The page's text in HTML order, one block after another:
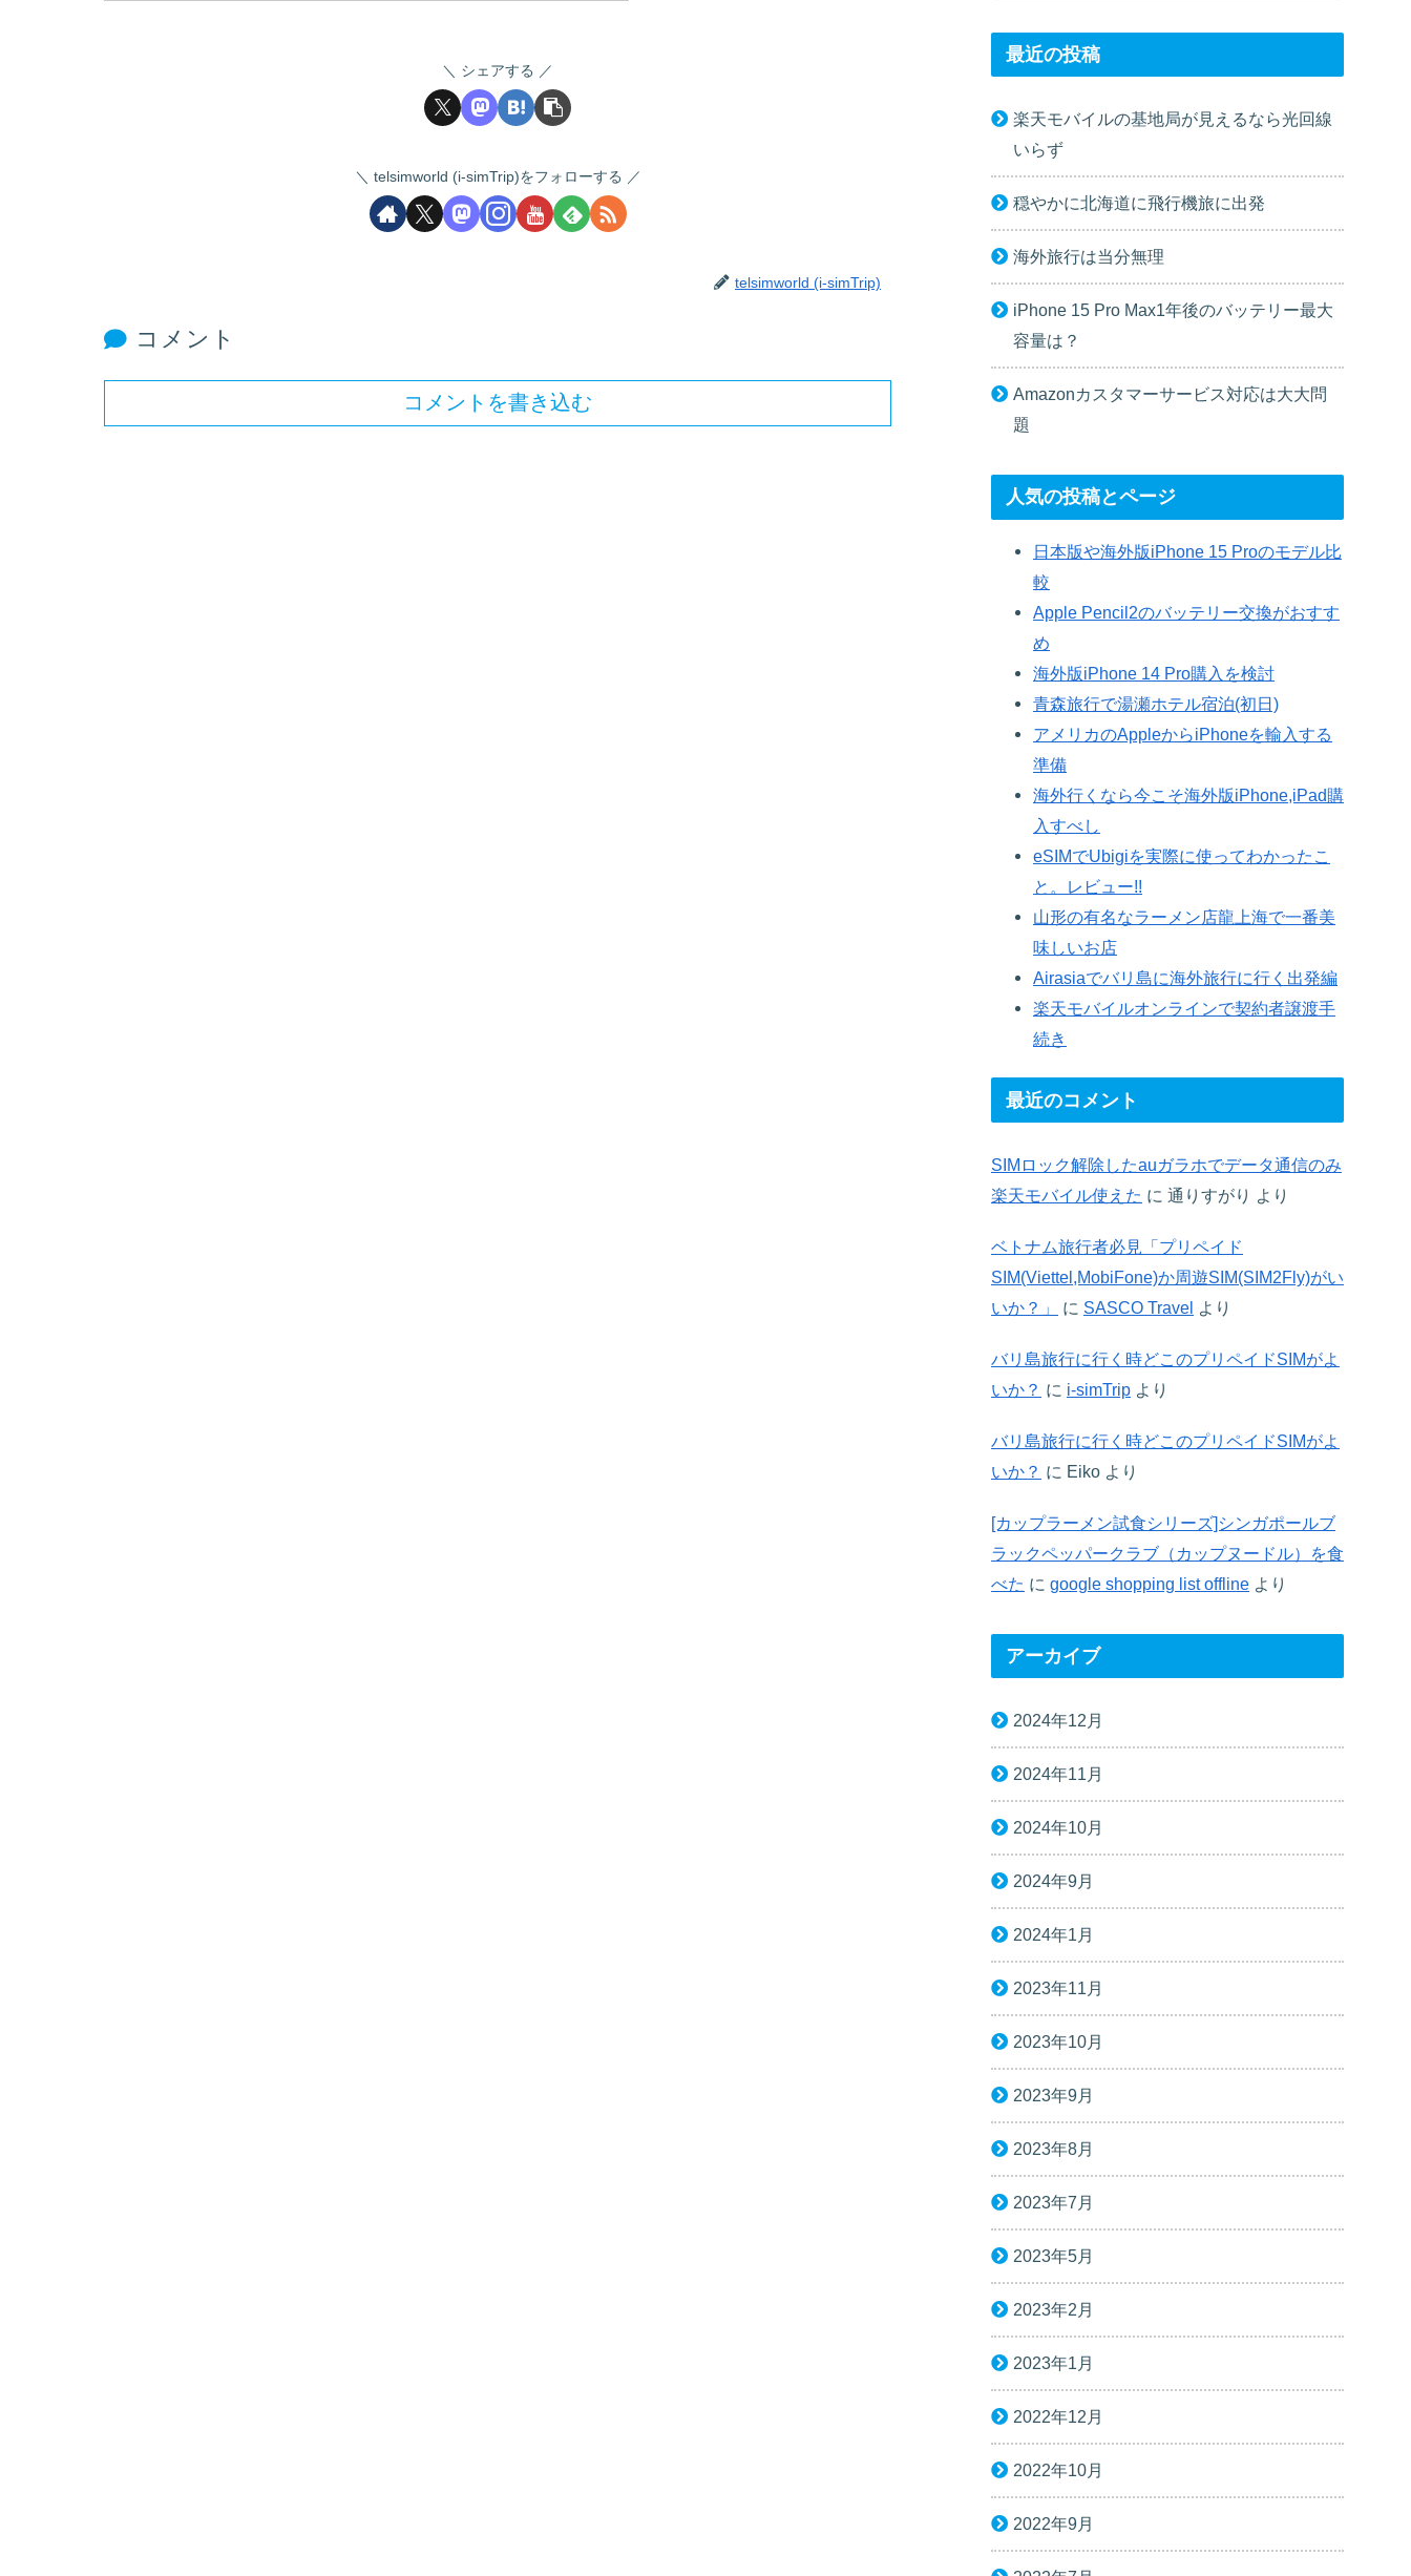
シェアする
telsimworld (i-simTrip)をフォローする
telsimworld (i-simTrip)
コメント
コメントを書き込む
最近の投稿
楽天モバイルの基地局が見えるなら光回線
いらず
穏やかに北海道に飛行機旅に出発
海外旅行は当分無理
iPhone 15 Pro Max1年後のバッテリー最大
容量は？
Amazonカスタマーサービス対応は大大問
題
人気の投稿とページ
日本版や海外版iPhone 15 Proのモデル比
較
Apple Pencil2のバッテリー交換がおすす
め
海外版iPhone 14 Pro購入を検討
青森旅行で湯瀬ホテル宿泊(初日)
アメリカのAppleからiPhoneを輸入する
準備
海外行くなら今こそ海外版iPhone,iPad購
入すべし
eSIMでUbigiを実際に使ってわかったこ
と。レビュー!!
山形の有名なラーメン店龍上海で一番美
味しいお店
Airasiaでバリ島に海外旅行に行く出発編
楽天モバイルオンラインで契約者譲渡手
続き
最近のコメント
SIMロック解除したauガラホでデータ通信のみ
楽天モバイル使えた に 通りすがり より
ベトナム旅行者必見「プリペイド
SIM(Viettel,MobiFone)か周遊SIM(SIM2Fly)がい
いか？」
に SASCO Travel より
バリ島旅行に行く時どこのプリペイドSIMがよ
いか？ に i-simTrip より
バリ島旅行に行く時どこのプリペイドSIMがよ
いか？ に Eiko より
[カップラーメン試食シリーズ]シンガポールブ
ラックペッパークラブ（カップヌードル）を食
べた に google shopping list offline より
アーカイブ
2024年12月
2024年11月
2024年10月
2024年9月
2024年1月
2023年11月
2023年10月
2023年9月
2023年8月
2023年7月
2023年5月
2023年2月
2023年1月
2022年12月
2022年10月
2022年9月